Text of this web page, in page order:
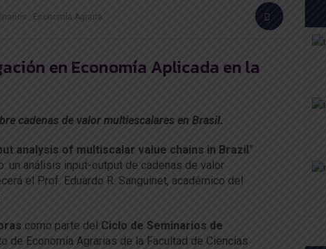
Economía Agraria
en Economía Aplicada en la
cadenas de valor multiescalares en Brasil.
analysis of multiscalar value chains in Brazil”
un análisis input-output de cadenas de valor
el Prof. Eduardo R. Sanguinet, académico del
como parte del Ciclo de Seminarios de
de Economía Agrarias de la Facultad de Ciencias